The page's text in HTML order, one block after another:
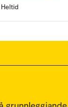
Heltid